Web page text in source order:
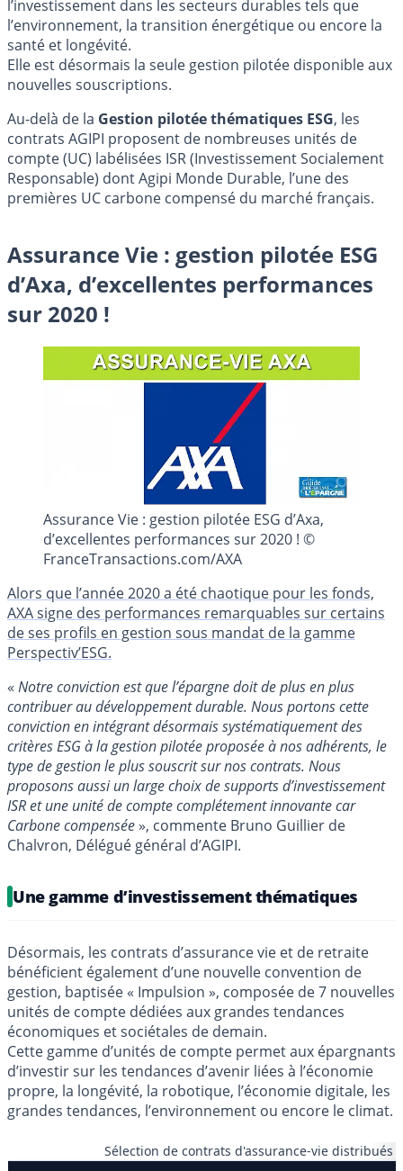
l’investissement dans les secteurs durables tels que
l’environnement, la transition énergétique ou encore la
santé et longévité.
Elle est désormais la seule gestion pilotée disponible aux
nouvelles souscriptions.
Au-delà de la Gestion pilotée thématiques ESG, les
contrats AGIPI proposent de nombreuses unités de
compte (UC) labélisées ISR (Investissement Socialement
Responsable) dont Agipi Monde Durable, l’une des
premières UC carbone compensé du marché français.
Assurance Vie : gestion pilotée ESG
d’Axa, d’excellentes performances
sur 2020 !
Assurance Vie : gestion pilotée ESG d’Axa,
d’excellentes performances sur 2020 ! ©
FranceTransactions.com/AXA
Alors que l’année 2020 a été chaotique pour les fonds,
AXA signe des performances remarquables sur certains
de ses profils en gestion sous mandat de la gamme
Perspectiv’ESG.
« Notre conviction est que l’épargne doit de plus en plus
contribuer au développement durable. Nous portons cette
conviction en intégrant désormais systématiquement des
critères ESG à la gestion pilotée proposée à nos adhérents, le
type de gestion le plus souscrit sur nos contrats. Nous
proposons aussi un large choix de supports d’investissement
ISR et une unité de compte complétement innovante car
Carbone compensée», commente Bruno Guillier de
Chalvron, Délégué général d’AGIPI.
Une gamme d’investissement thématiques
Désormais, les contrats d’assurance vie et de retraite
bénéficient également d’une nouvelle convention de
gestion, baptisée « Impulsion », composée de 7 nouvelles
unités de compte dédiées aux grandes tendances
économiques et sociétales de demain.
Cette gamme d’unités de compte permet aux épargnants
d’investir sur les tendances d’avenir liées à l’économie
propre, la longévité, la robotique, l’économie digitale, les
grandes tendances, l’environnement ou encore le climat.
Sélection de contrats d'assurance-vie distribués